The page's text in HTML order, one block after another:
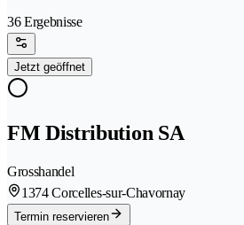
36 Ergebnisse
Jetzt geöffnet
FM Distribution SA
Grosshandel
1374 Corcelles-sur-Chavornay
Termin reservieren